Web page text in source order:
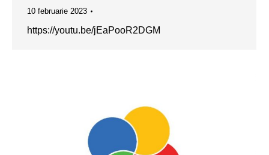
10 februarie 2023
https://youtu.be/jEaPooR2DGM